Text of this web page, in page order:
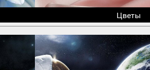
Цветы